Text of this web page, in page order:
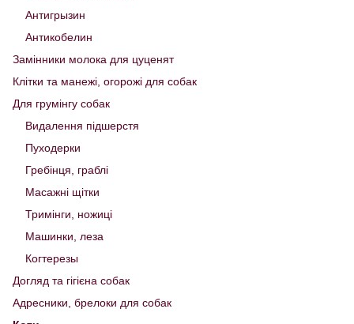
Антигрызин
Антикобелин
Замінники молока для цуценят
Клітки та манежі, огорожі для собак
Для грумінгу собак
Видалення підшерстя
Пуходерки
Гребінця, граблі
Масажні щітки
Тримінги, ножиці
Машинки, леза
Когтерезы
Догляд та гігієна собак
Адресники, брелоки для собак